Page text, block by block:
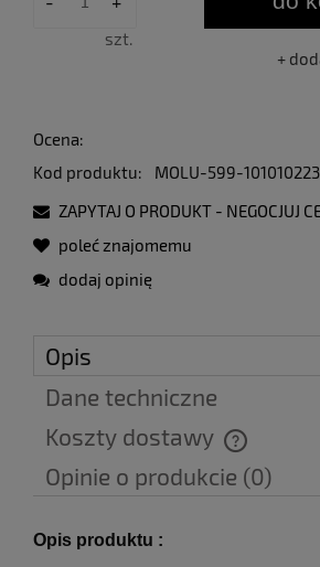
szt.
Ocena:
Kod produktu:
MOLU-599-
ZAPYTAJ O PRODUKT - NEGOCJUJ
poleć znajomemu
dodaj opinię
Opis
Dane techniczne
Koszty dostawy
Cena nie zawiera ewentualnych kosztów
Opinie o produkcie (0)
Opis produktu :